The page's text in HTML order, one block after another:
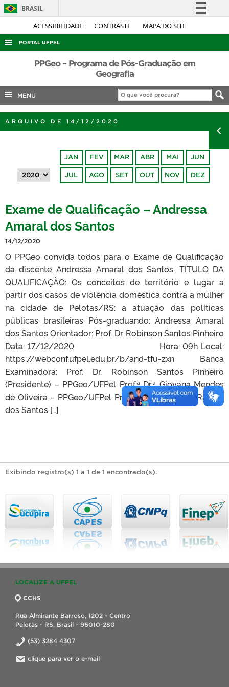
ACESSIBILIDADE CONTRASTE MAPA DO SITE
BRASIL
Simplifique!
Acesso à informação
Legislação
Canais
PORTAL UFPEL
ACESSO À INFORMAÇÃO
COBALTO
CONCURSOS
PORTARIAS
PPGeo – Programa de Pós-Graduação em
Geografia
MENU
ARQUIVO DE 14/12/2020
JAN FEV MAR ABR MAI JUN
JUL AGO SET OUT NOV DEZ
Exame de Qualificação – Andressa
Amaral dos Santos
14/12/2020
O PPGeo convida todos para o Exame de Qualificação
da discente Andressa Amaral dos Santos. TÍTULO DA
QUALIFICAÇÃO: Os conceitos de território e lugar a
partir dos casos de violência doméstica contra a mulher
na cidade de Pelotas/RS: a atuação das políticas
públicas brasileiras Pós-graduando: Andressa Amaral
dos Santos Orientador: Prof. Dr. Robinson Santos Pinheiro
Data: 17/12/2020 Hora: 09h Local:
https://webconf.ufpel.edu.br/b/and-tfu-zxn Banca
Examinadora: Prof. Dr. Robinson Santos Pinheiro
(Presidente) – PPGeo/UFPel Prof.ª Dr.ª Giovana Mendes
de Oliveira – PPGeo/UFPel Prof.ª Dr.ª Gleys Ially Ramos
dos Santos […]
Exibindo registro(s) 1 a 1 de 1 encontrado(s).
LOCALIZE A UFPEL
CCHS
Rua Almirante Barroso, 1202 - Centro
Pelotas - RS, Brasil - 96010-280
(53) 3284 4307
clique para ver o e-mail